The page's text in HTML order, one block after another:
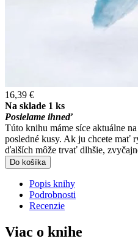
16,39 €
Na sklade 1 ks
Posielame ihneď
Túto knihu máme síce aktuálne
posledné kusy. Ak ju chcete mať
ďalších môže trvať dlhšie,
Do košíka
Popis knihy
Podrobnosti
Recenzie
Viac o knihe